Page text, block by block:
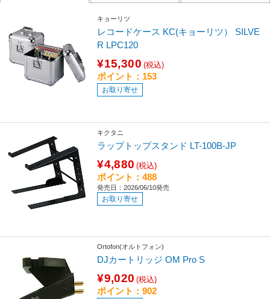
キョーリツ
レコードケース KC(キョーリツ） SILVE
R LPC120
¥15,300 (税込)
ポイント：153
お取り寄せ
キクタニ
ラップトップスタンド LT-100B-JP
¥4,880 (税込)
ポイント：488
発売日：2026/06/10発売
お取り寄せ
Ortofon(オルトフォン)
DJカートリッジ OM Pro S
¥9,020 (税込)
ポイント：902